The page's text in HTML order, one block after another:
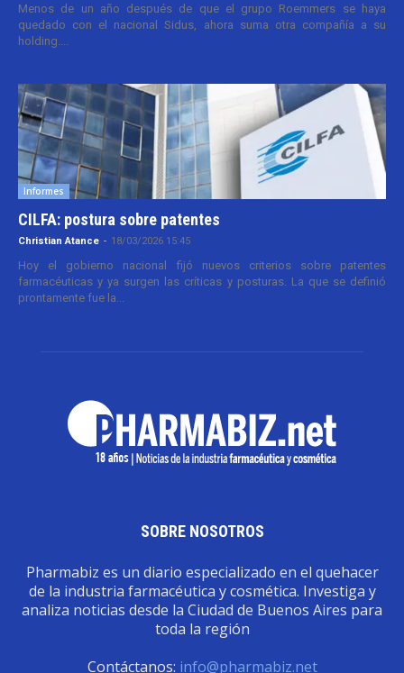
Menos de un año después de que el grupo Roemmers se haya
quedado con el nacional Sidus, ahora suma otra compañía a su
holding....
Informes
CILFA: postura sobre patentes
Christian Atance - 18/03/2026 15:45
Hoy el gobierno nacional fijó nuevos criterios sobre patentes
farmacéuticas y ya surgen las críticas y posturas. La que se definió
prontamente fue la...
SOBRE NOSOTROS
Pharmabiz es un diario especializado en el quehacer
de la industria farmacéutica y cosmética. Investiga y
analiza noticias desde la Ciudad de Buenos Aires para
toda la región
Contáctanos: info@pharmabiz.net